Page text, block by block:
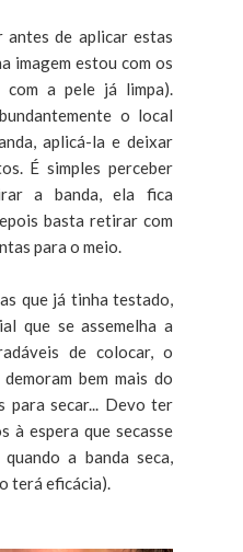
de aplicar estas
imagem estou com os
com a pele já limpa).
o local
aplicá-la e deixar
É simples perceber
a banda, ela fica
basta retirar com
para o meio.
que já tinha testado,
que se assemelha a
de colocar, o
bem mais do
para secar... Devo ter
à espera que secasse
a banda seca,
terá eficácia).